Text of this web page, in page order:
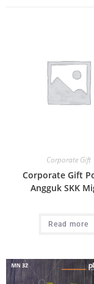
Corporate Gift
Corporate Gift
Angguk SKK
Read more